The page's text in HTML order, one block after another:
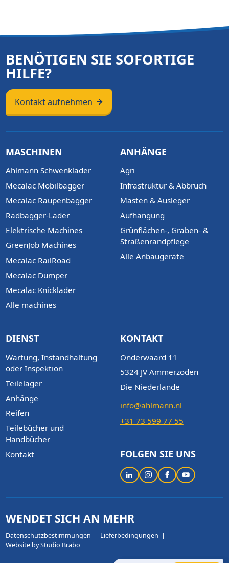
BENÖTIGEN SIE SOFORTIGE
HILFE?
Kontakt aufnehmen
MASCHINEN
Ahlmann Schwenklader
Mecalac Mobilbagger
Mecalac Raupenbagger
Radbagger-Lader
Elektrische Machines
GreenJob Machines
Mecalac RailRoad
Mecalac Dumper
Mecalac Knicklader
Alle machines
ANHÄNGE
Agri
Infrastruktur & Abbruch
Masten & Ausleger
Aufhängung
Grünflächen-, Graben- &
Straßenrandpflege
Alle Anbaugeräte
DIENST
Wartung, Instandhaltung
oder Inspektion
Teilelager
Anhänge
Reifen
Teilebücher und
Handbücher
Kontakt
KONTAKT
Onderwaard 11
5324 JV Ammerzoden
Die Niederlande
info@ahlmann.nl
+31 73 599 77 55
FOLGEN SIE UNS
WENDET SICH AN MEHR
Datenschutzbestimmungen
Lieferbedingungen
Website by Studio Brabo